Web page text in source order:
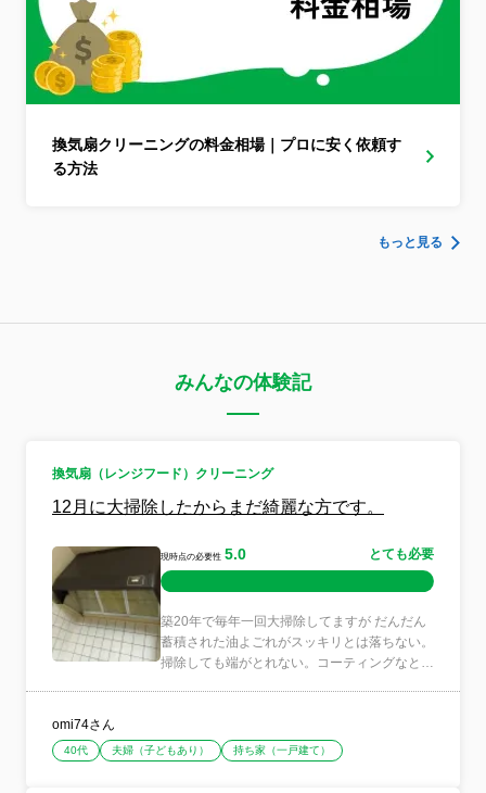
換気扇クリーニングの料金相場｜プロに安く依頼す
る方法
もっと見る
みんなの体験記
換気扇（レンジフード）クリーニング
12月に大掃除したからまだ綺麗な方です。
現時点の必要性 5.0 とても必要
築20年で毎年一回大掃除してますが だんだん
蓄積された油よごれがスッキリとは落ちない。
掃除しても端がとれない。コーティングなとが
omi74さん
40代 夫婦（子どもあり） 持ち家（一戸建て）